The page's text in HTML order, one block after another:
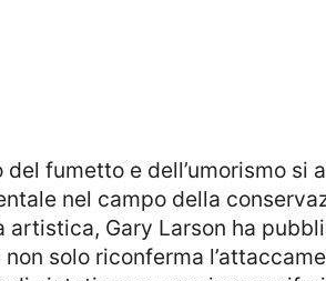
nel campo della
artistica, Gary Larson ha
solo riconferma